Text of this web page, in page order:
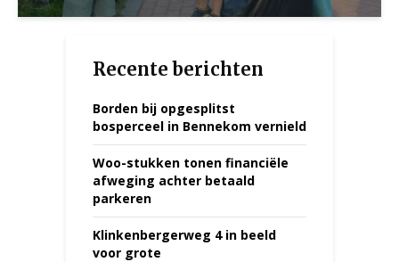
Recente berichten
Borden bij opgesplitst
bosperceel in Bennekom vernield
Woo-stukken tonen financiële
afweging achter betaald
parkeren
Klinkenbergerweg 4 in beeld
voor grote